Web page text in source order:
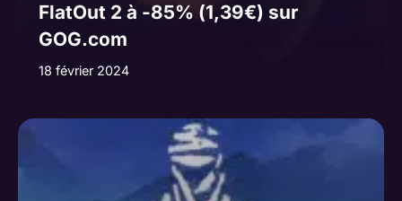
FlatOut 2 à -85% (1,39€) sur
GOG.com
18 février 2024